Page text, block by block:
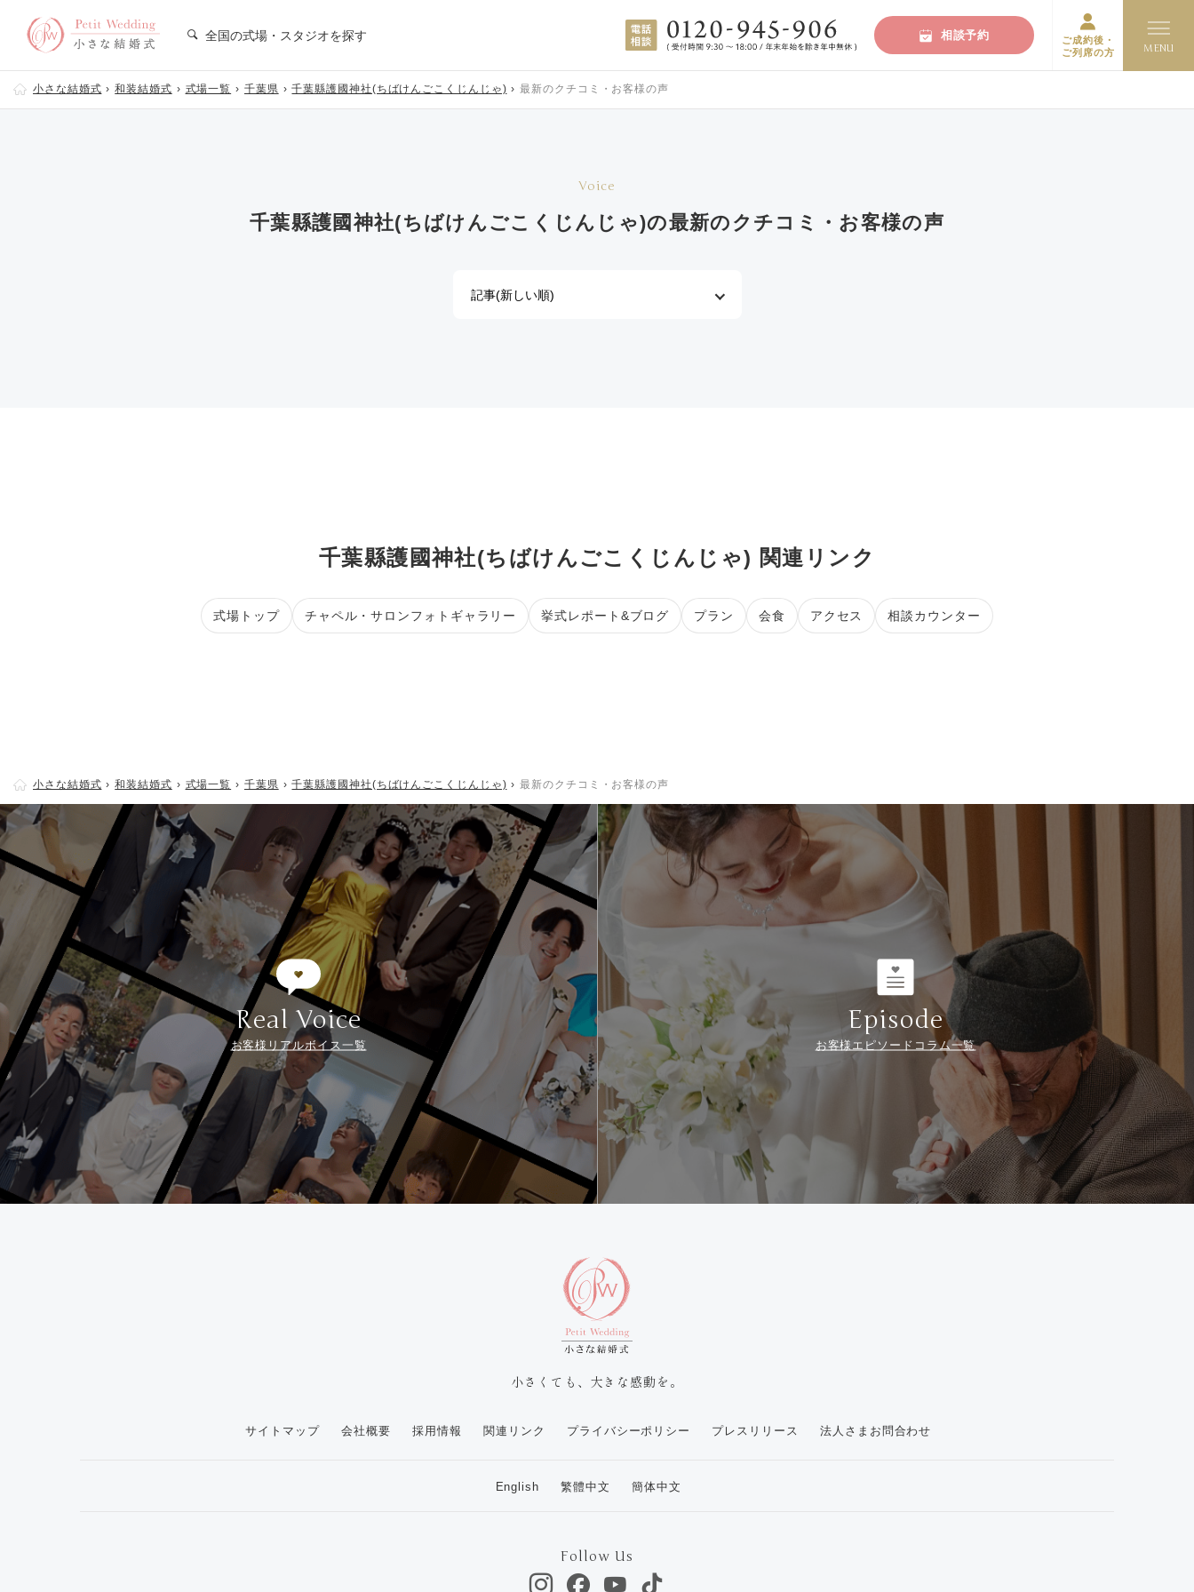
全国の式場・スタジオを探す 相談予約
ご成約後・
ご列席の方
小さな結婚式 和装結婚式 式場一覧 千葉県 千葉縣護國神社(ちばけんごこくじんじゃ) 最新のクチコミ・お客様の声
Voice
千葉縣護國神社(ちばけんごこくじんじゃ)の最新のクチコミ・お客様の声
千葉縣護國神社(ちばけんごこくじんじゃ) 関連リンク
式場トップ チャペル・サロンフォトギャラリー 挙式レポート&ブログ プラン 会食 アクセス 相談カウンター
小さな結婚式 和装結婚式 式場一覧 千葉県 千葉縣護國神社(ちばけんごこくじんじゃ) 最新のクチコミ・お客様の声
Real Voice
お客様リアルボイス一覧
Episode
お客様エピソードコラム一覧
小さくても、大きな感動を。
サイトマップ 会社概要 採用情報 関連リンク プライバシーポリシー プレスリリース 法人さまお問合わせ
English 繁體中文 簡体中文
Follow Us